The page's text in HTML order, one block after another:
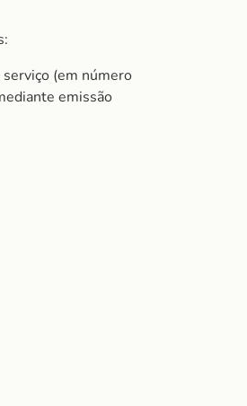
serviço (em número
emissão